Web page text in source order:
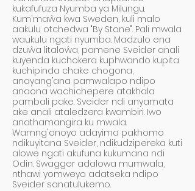
kukafufuza Nyumba ya Milungu.
Kum'maŵa kwa Sweden, kuli malo
aakulu otchedwa "By Stone". Pali mwala
waukulu ngati nyumba. Madzulo ena
dzuŵa litaloŵa, pamene Sveider anali
kuyenda kuchokera kuphwando kupita
kuchipinda chake chogona,
anayang’ana pamwalapo ndipo
anaona wachichepere atakhala
pambali pake. Sveider ndi anyamata
ake anali ataledzera kwambiri. Iwo
anathamangira ku mwala.
Wamng'onoyo adayima pakhomo
ndikuyitana Sveider, ndikudzipereka kuti
alowe ngati akufuna kukumana ndi
Odin. Swagger adalowa mumwala,
nthawi yomweyo adatseka ndipo
Sveider sanatulukemo.